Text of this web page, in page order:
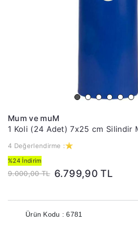
Mum ve muM
1 Koli (24 Adet) 7x25 cm Silindir
4 Değerlendirme :
%24 İndirim
9.000,00 TL 6.799,90 TL
Ürün Kodu : 6781